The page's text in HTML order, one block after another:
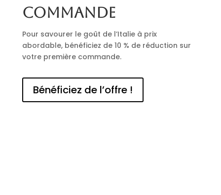
commande
Pour savourer le goût de l’Italie à prix
abordable, bénéficiez de 10 % de réduction sur
votre première commande.
Bénéficiez de l’offre !